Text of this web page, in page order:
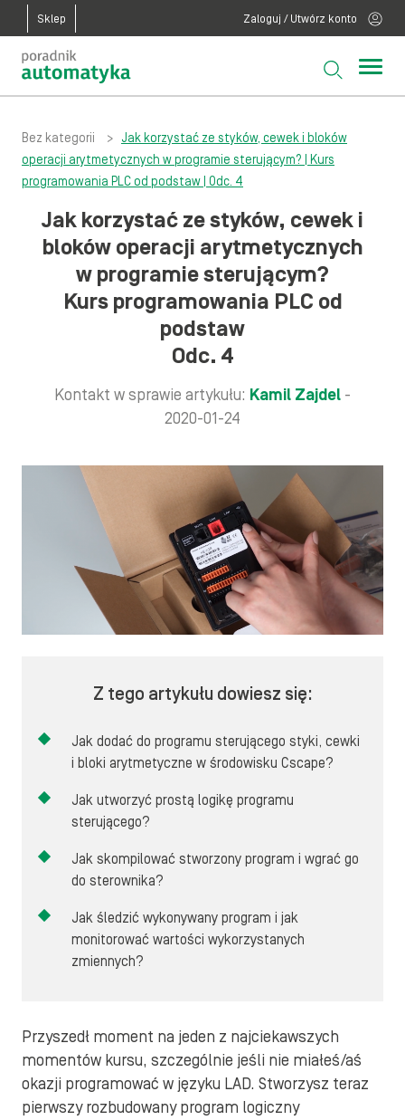
Sklep Zaloguj / Utwórz konto
Bez kategorii >
Jak korzystać ze styków, cewek i bloków
operacji arytmetycznych w programie sterującym? | Kurs
programowania PLC od podstaw | Odc. 4
Jak korzystać ze styków, cewek i
bloków operacji arytmetycznych
w programie sterującym?
Kurs programowania PLC od
podstaw
Odc. 4
Kontakt w sprawie artykułu: Kamil Zajdel -
2020-01-24
Z tego artykułu dowiesz się:
Jak dodać do programu sterującego styki, cewki
i bloki arytmetyczne w środowisku Cscape?
Jak utworzyć prostą logikę programu
sterującego?
Jak skompilować stworzony program i wgrać go
do sterownika?
Jak śledzić wykonywany program i jak
monitorować wartości wykorzystanych
zmiennych?
Przyszedł moment na jeden z najciekawszych
momentów kursu, szczególnie jeśli nie miałeś/aś
okazji programować w języku LAD. Stworzysz teraz
pierwszy rozbudowany program logiczny